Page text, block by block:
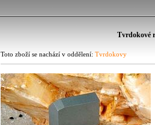
Tvrdokové
Toto zboží se nachází v oddělení: Tvrdokovy